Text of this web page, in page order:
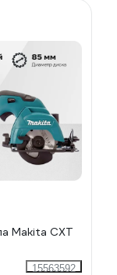
Makita CXT
15563592